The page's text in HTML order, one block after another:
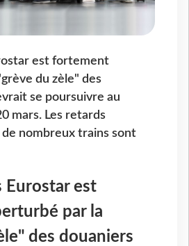
est fortement
du zèle" des
se poursuivre au
mars. Les retards
de nombreux trains sont
Eurostar est
par la
des douaniers